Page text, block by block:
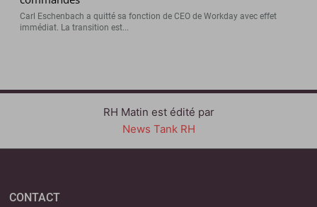
Carl Eschenbach a quitté sa fonction de CEO de Workday avec effet
immédiat. La transition est...
RH Matin est édité par
News Tank RH
CONTACT